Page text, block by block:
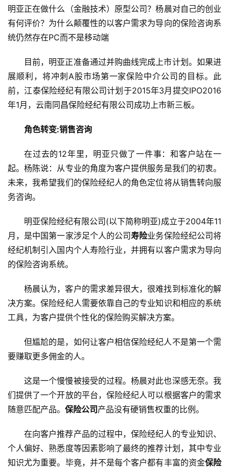
明亚正在做什么（金融技术）原型公司？杨晨对自己的创业
有何评价？为什么颠覆性的以客户需求为导向的保险咨询系
统仍然存在PC而不是移动端
目前，明亚正准备通过并购曲线完成上市计划。如果进
展顺利，将冲刺A股市场第一家保险中介公司的目标。此
前，江泰保险经纪有限公司计划于2015年3月提交IPO2016
年1月，云南同昌保险经纪有限公司成功上市新三板。
角色转变:销售咨询
在过去的12年里，明亚只做了一件事：和客户站在一
起。杨陈说：从专业的角度为客户提供服务是我们的初衷。
未来，我希望我们的保险经纪人的角色定位将从销售转向服
务咨询。
明亚保险经纪有限公司(以下简称明亚)成立于2004年11
月，是中国第一家涉足个人的公司寿险业务保险经纪公司将
经纪机制引入国内个人寿险行业，并拥有以客户需求为导向
的保险咨询系统。
杨晨认为，客户的需求差异很大，很难找到标准化的解
决方案。保险经纪人需要依靠自己的专业知识和相应的系统
工具，为客户提供个性化的保险购买解决方案。
但尴尬的是，如何让客户相信保险经纪人不是第一个需
要赚取更多佣金的人。
这是一个慢慢被接受的过程。杨晨对此也深感无奈。我
们提供了一个开放的平台，保险经纪人可以根据客户的需求
随意匹配产品。 保险公司产品没有硬销售权重的比例。
在向客户推荐产品的过程中，保险经纪人的专业知识、
个人偏好、熟悉度等因素影响了最终的推荐计划，其中专业
知识尤为重要。毕竟，并不是每个客户都有丰富的资金保险